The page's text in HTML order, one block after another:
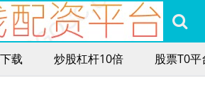
载 炒股杠杆10倍 股票T0平